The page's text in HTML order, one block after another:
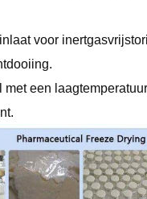
voor
een